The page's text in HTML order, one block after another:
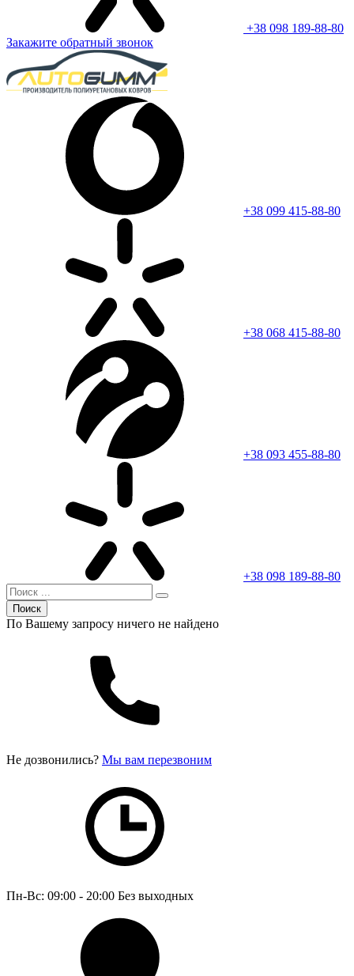
+38 098 189-88-80
Закажите обратный звонок
+38 099 415-88-80
+38 068 415-88-80
+38 093 455-88-80
+38 098 189-88-80
Поиск
По Вашему запросу ничего не найдено
Не дозвонились? Мы вам перезвоним
Пн-Вс: 09:00 - 20:00 Без выходных